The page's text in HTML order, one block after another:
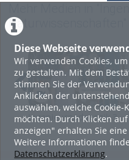
Diese Webseite
Wir verwenden Cookies,
zu gestalten. Mit dem
stimmen Sie der
Anklicken der
auswählen, welche Cookie-
möchten. Durch Klicken
anzeigen" erhalten Sie
Weitere Informationen
Datenschutzerklärung.
thermodynamik_seminar
Kategorien: Lernen ,
und Naturwissenschaften ,
Wissenschaft
Naturwissenschaften"
Ingenieurpädagogik 3
Fragen